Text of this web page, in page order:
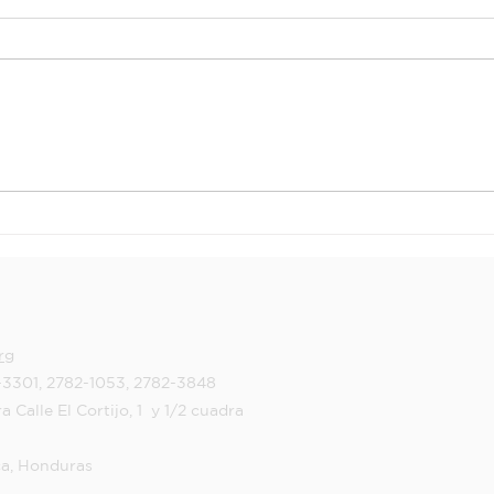
Realiza
2782-1053, 2782-3848
Calle El Cortijo, 1 y 1/2 cuadra
Honduras